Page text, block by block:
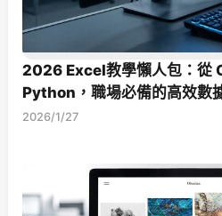
2026 Excel教學懶人包：從
Python，職場必備的高效數
2026/1/27